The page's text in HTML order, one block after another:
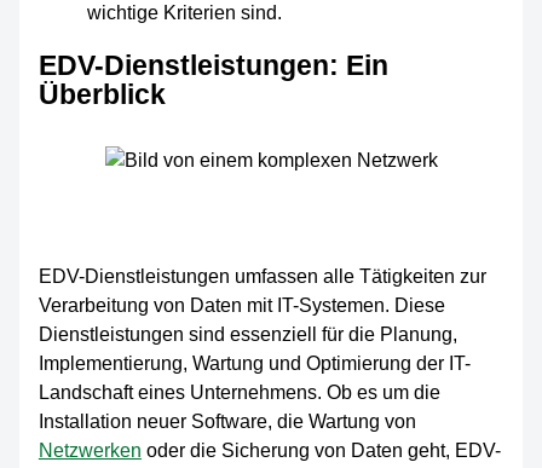
wichtige Kriterien sind.
EDV-Dienstleistungen: Ein
Überblick
EDV-Dienstleistungen umfassen alle Tätigkeiten zur
Verarbeitung von Daten mit IT-Systemen. Diese
Dienstleistungen sind essenziell für die Planung,
Implementierung, Wartung und Optimierung der IT-
Landschaft eines Unternehmens. Ob es um die
Installation neuer Software, die Wartung von
Netzwerken oder die Sicherung von Daten geht, EDV-